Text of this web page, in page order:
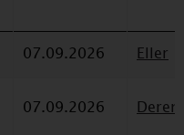
07.09.2026
Eller
07.09.2026